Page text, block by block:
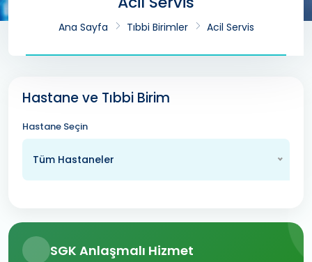
Ana Sayfa Tıbbi Birimler Acil Servis
Hastane ve Tıbbi Birim
Hastane Seçin
Tüm Hastaneler
SGK Anlaşmalı Hizmet